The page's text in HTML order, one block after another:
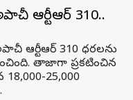
ఆర్టీఆర్‌ 310..
ఆర్టీఆర్‌ 310 ధరలను
తాజాగా ప్రకటించిన
25,000